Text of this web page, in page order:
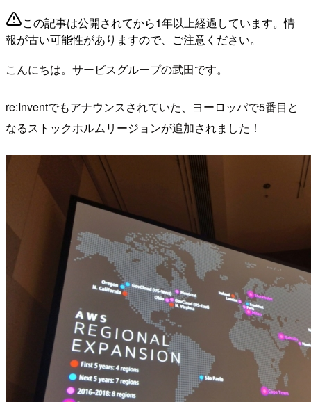
この記事は公開されてから1年以上経過しています。情
報が古い可能性がありますので、ご注意ください。
こんにちは。サービスグループの武田です。
re:Inventでもアナウンスされていた、ヨーロッパで5番目と
なるストックホルムリージョンが追加されました！